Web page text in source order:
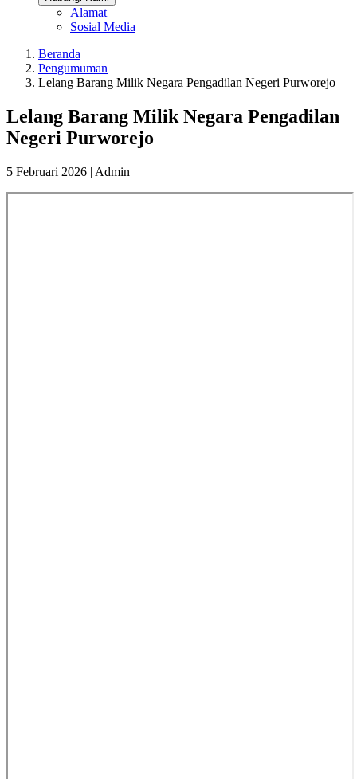
Alamat
Sosial Media
Beranda
Pengumuman
Lelang Barang Milik Negara Pengadilan Negeri Purworejo
Lelang Barang Milik Negara Pengadilan
Negeri Purworejo
5 Februari 2026 | Admin